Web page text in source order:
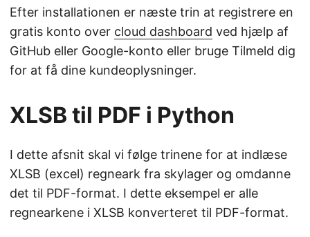
Efter installationen er næste trin at registrere en
gratis konto over cloud dashboard ved hjælp af
GitHub eller Google-konto eller bruge Tilmeld dig
for at få dine kundeoplysninger.
XLSB til PDF i Python
I dette afsnit skal vi følge trinene for at indlæse
XLSB (excel) regneark fra skylager og omdanne
det til PDF-format. I dette eksempel er alle
regnearkene i XLSB konverteret til PDF-format.